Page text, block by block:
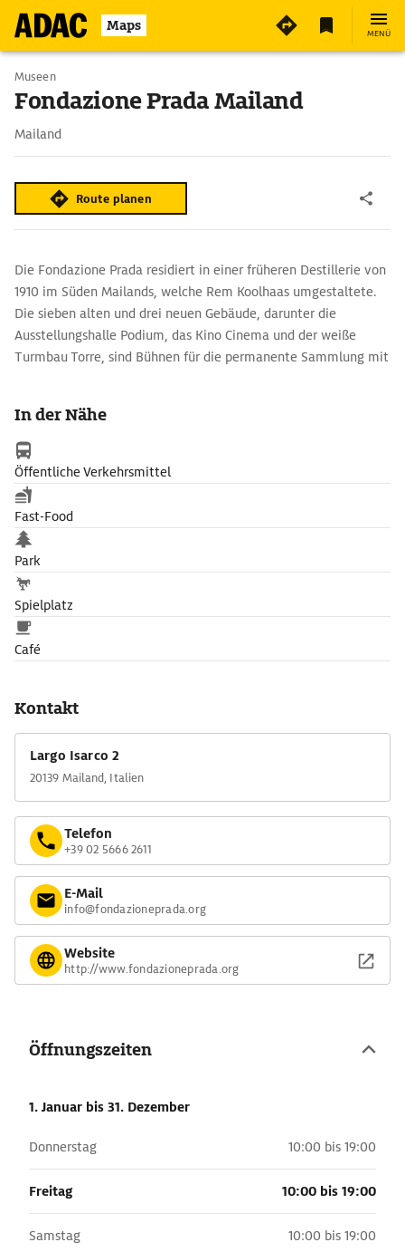
Maps MENÜ
Museen
Fondazione Prada Mailand
Mailand
Route planen
Die Fondazione Prada residiert in einer früheren Destillerie von
1910 im Süden Mailands, welche Rem Koolhaas umgestaltete.
Die sieben alten und drei neuen Gebäude, darunter die
Ausstellungshalle Podium, das Kino Cinema und der weiße
Turmbau Torre, sind Bühnen für die permanente Sammlung mit
Komplexes ist ein ganz mit Blattgold überzogenes Gebäude,
das Spukhaus genannt wird. In der Bar Luce kann man nach
dem Kunstgenuss ausruhen bei Essen und Trinken.
In der Nähe
Öffentliche Verkehrsmittel
Fast-Food
Park
Spielplatz
Café
Kontakt
Largo Isarco 2
20139 Mailand, Italien
Telefon
+39 02 5666 2611
E-Mail
info@fondazioneprada.org
Website
http://www.fondazioneprada.org
Öffnungszeiten
1. Januar bis 31. Dezember
Donnerstag 10:00 bis 19:00
Freitag 10:00 bis 19:00
Samstag 10:00 bis 19:00